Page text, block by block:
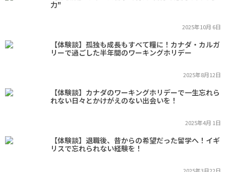
力"
2025年10月 6日
【体験談】孤独も成長もすべて糧に！カナダ・カルガ
リーで過ごした半年間のワーキングホリデー
2025年8月12日
【体験談】カナダのワーキングホリデーで一生忘れら
れない日々とかけがえのない出会いを！
2025年4月 1日
【体験談】退職後、昔からの希望だった留学へ！イギ
リスで忘れられない経験を！